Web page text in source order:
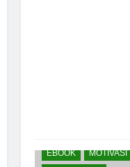
EBOOK
MOTIVASI